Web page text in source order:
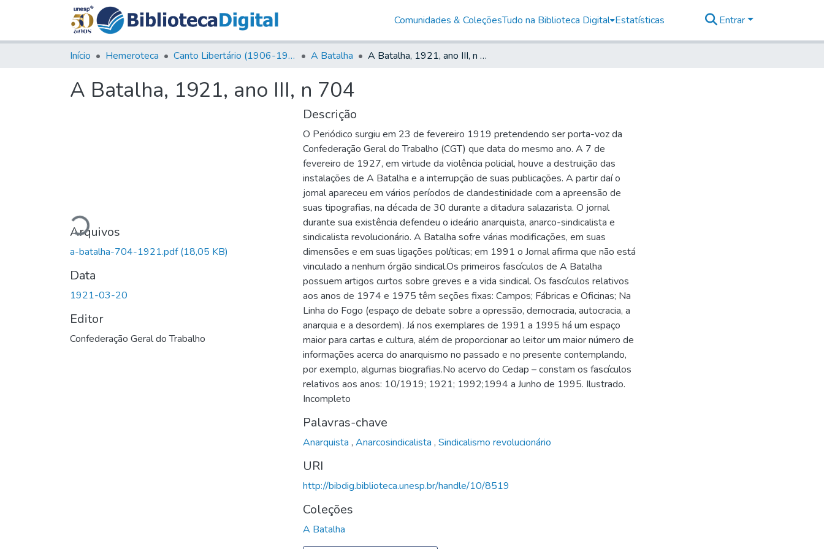
Comunidades & ColeçõesTudo na Biblioteca Digital Estatísticas Entrar
Início Hemeroteca Canto Libertário (1906-1995) A Batalha A Batalha, 1921, ano III, n 704
A Batalha, 1921, ano III, n 704
Carregando...
Arquivos
a-batalha-704-1921.pdf(18,05 KB)
Data
1921-03-20
Editor
Confederação Geral do Trabalho
Descrição
O Periódico surgiu em 23 de fevereiro 1919 pretendendo ser porta-voz da
Confederação Geral do Trabalho (CGT) que data do mesmo ano. A 7 de
fevereiro de 1927, em virtude da violência policial, houve a destruição das
instalações de A Batalha e a interrupção de suas publicações. A partir daí o
jornal apareceu em vários períodos de clandestinidade com a apreensão de
suas tipografias, na década de 30 durante a ditadura salazarista. O jornal
durante sua existência defendeu o ideário anarquista, anarco-sindicalista e
sindicalista revolucionário. A Batalha sofre várias modificações, em suas
dimensões e em suas ligações políticas; em 1991 o Jornal afirma que não está
vinculado a nenhum órgão sindical.Os primeiros fascículos de A Batalha
possuem artigos curtos sobre greves e a vida sindical. Os fascículos relativos
aos anos de 1974 e 1975 têm seções fixas: Campos; Fábricas e Oficinas; Na
Linha do Fogo (espaço de debate sobre a opressão, democracia, autocracia, a
anarquia e a desordem). Já nos exemplares de 1991 a 1995 há um espaço
maior para cartas e cultura, além de proporcionar ao leitor um maior número de
informações acerca do anarquismo no passado e no presente contemplando,
por exemplo, algumas biografias.No acervo do Cedap – constam os fascículos
relativos aos anos: 10/1919; 1921; 1992;1994 a Junho de 1995. Ilustrado.
Incompleto
Palavras-chave
Anarquista , Anarcosindicalista , Sindicalismo revolucionário
URI
http://bibdig.biblioteca.unesp.br/handle/10/8519
Coleções
A Batalha